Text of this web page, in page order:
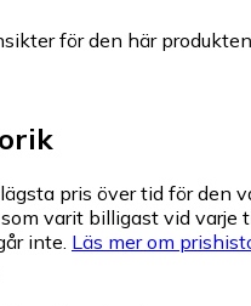
för den här produkten
pris över tid för den
varit billigast vid varje
inte. Läs mer om